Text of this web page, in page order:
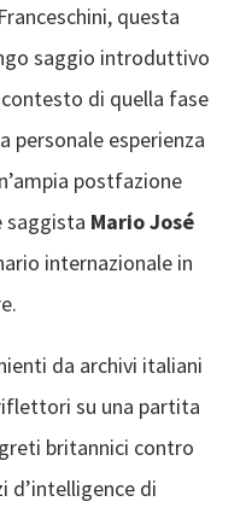
questa
saggio introduttivo
di quella fase
personale esperienza
postfazione
saggista Mario José
internazionale in
da archivi italiani
su una partita
britannici contro
d’intelligence di